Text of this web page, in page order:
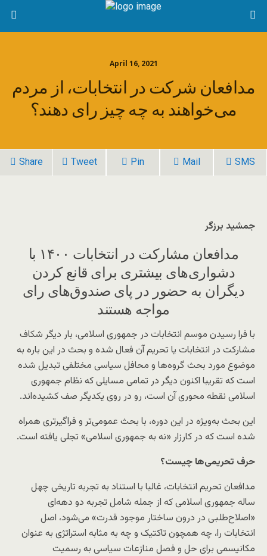
April 16, 2021
مدافعان شرکت در انتخابات، از مردم
می‌خواهند به چه چیز رای دهند؟
Share Tweet Pin Mail SMS
جمشید برزگر
مدافعان مشارکت در انتخابات ۱۴۰۰ با
دشواری‌های بیشتری برای قانع کردن
دیگران به حضور در پای صندوق‌های رای
مواجه هستند
با فرا رسیدن موسم انتخابات در جمهوری اسلامی، بار دیگر شکاف
مشارکت در انتخابات یا تحریم آن فعال شده و بحث در این باره به
موضوع مورد بحث گروه‌ها و محافل سیاسی مختلفی تبدیل شده
است که تقریبا اکنون دیگر در تمامی مسایلی که نظام جمهوری
اسلامی نقطه محوری آن است، رو در روی یکدیگر صف کشیده‌اند.
این بحث به‌ویژه در این دوره، با بحث عمومی‌تر و فراگیرتری همراه
شده است که در کارزار «نه به جمهوری اسلامی» تجلی یافته است.
حرف تحریمی‌ها چیست؟
مدافعان تحریم انتخابات، غالبا با استناد به تجربه تاریخی چهل
ساله جمهوری اسلامی که از جمله شامل تجربه دو دهه‌ای
«اصلاح‌طلبی در درون ساختار موجود قدرت» می‌شود، اصل
انتخابات را، چه همچون تاکتیک و چه به مثابه استراتژی به عنوان
مکانیسمی برای حل و فصل منازعات سیاسی به رسمیت